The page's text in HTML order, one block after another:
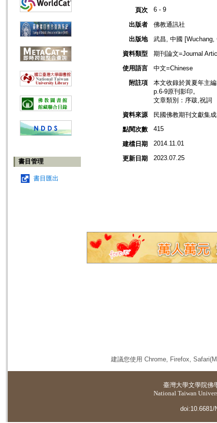
書目管理
書目匯出
頁次 6 - 9
出版者
佛教通訊社
出版地
武昌, 中國 [Wuchang,
資料類型
期刊論文=Journal
使用語言
中文=Chinese
附註項
本文收錄於黃夏年主
p.6-9原刊影印。
文章類別：序跋,祝詞
資料來源
民國佛教期刊文獻集
點閱次數
415
建檔日期 2014.11.01
更新日期 2023.07.25
建議您使用 Chrome, Firefox,
臺灣大學文學院佛
National Taiwan
doi:10.6681/